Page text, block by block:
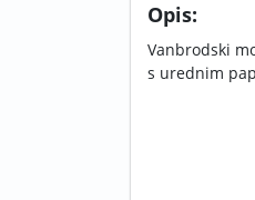
Opis:
Vanbrodski
s urednim